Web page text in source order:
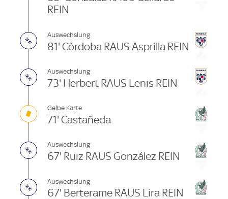
REIN
Auswechslung
81' Córdoba RAUS Asprilla REIN
Auswechslung
73' Herbert RAUS Lenis REIN
Gelbe Karte
71' Castañeda
Auswechslung
67' Ruiz RAUS González REIN
Auswechslung
67' Berterame RAUS Lira REIN